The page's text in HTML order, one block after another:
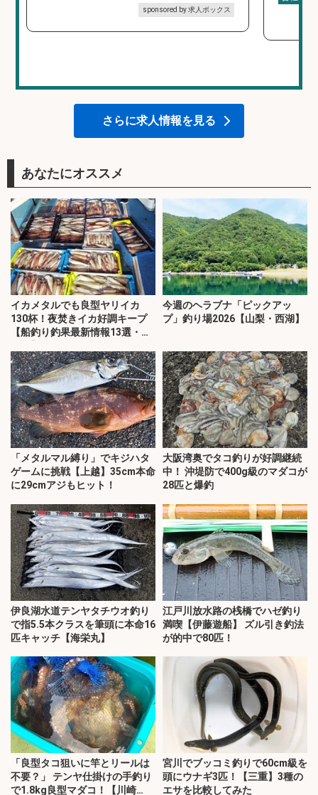
sponsored by 求人ボックス
さらに求人情報を見る
あなたにオススメ
イカメタルでも良型ヤリイカ
130杯！夜焚きイカ好調キープ
【船釣り釣果最新情報13選・玄
今週のヘラブナ「ピックアッ
プ」釣り場2026【山梨・西湖】
「メタルマル縛り」でキジハタ
ゲームに挑戦【上越】35cm本命
に29cmアジもヒット！
大阪湾奥でタコ釣りが好調継続
中！ 沖堤防で400g級のマダコが
28匹と爆釣
伊良湖水道テンヤタチウオ釣り
で指5.5本クラスを筆頭に本命16
匹キャッチ【海栄丸】
江戸川放水路の桟橋でハゼ釣り
満喫【伊藤遊船】 ズル引き釣法
が的中で80匹！
「良型タコ狙いに竿とリールは
不要？」 テンヤ仕掛けの手釣り
で1.8kg良型マダコ！【川崎
宮川でブッコミ釣りで60cm級を
頭にウナギ3匹！【三重】3種の
エサを比較してみた